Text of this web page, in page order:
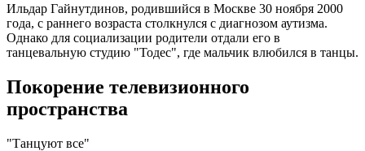
Ильдар Гайнутдинов, родившийся в Москве 30 ноября 2000
года, с раннего возраста столкнулся с диагнозом аутизма.
Однако для социализации родители отдали его в
танцевальную студию "Тодес", где мальчик влюбился в танцы.
Покорение телевизионного
пространства
"Танцуют все"